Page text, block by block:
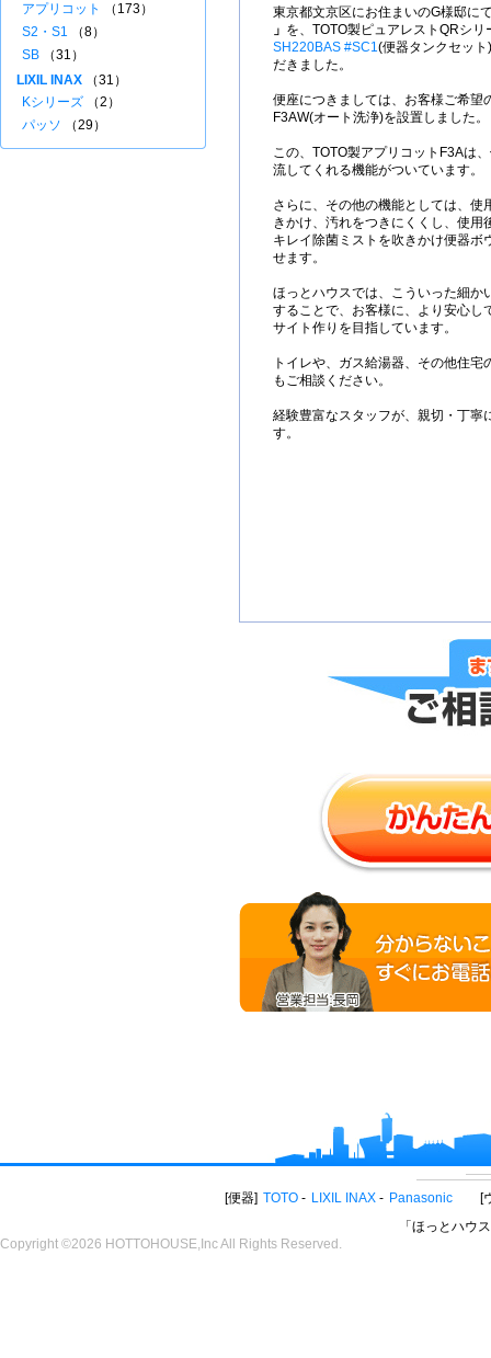
東京都文京区にお住まいのG様邸に
」 を、TOTO製ピュアレストQRシ
SH220BAS #SC1(便器タンクセッ
だきました。
便座につきましては、お客様ご希望
F3AW(オート洗浄)を設置しました。
この、TOTO製アプリコットF3Aは
流してくれる機能がついています。
さらに、その他の機能としては、使
きかけ、汚れをつきにくくし、使用
キレイ除菌ミストを吹きかけ便器ボ
せます。
ほっとハウスでは、こういった細か
することで、お客様に、より安心し
サイト作りを目指しています。
トイレや、ガス給湯器、その他住
もご相談ください。
経験豊富なスタッフが、親切・丁寧
す。
アプリコット
（173）
S2・S1 （8）
SB （31）
LIXIL INAX （31）
Kシリーズ （2）
パッソ （29）
便器 TOTO LIXIL INAX Panasonic
「ほっとハウ
Copyright ©2026 HOTTOHOUSE,Inc All Rights Reserved.